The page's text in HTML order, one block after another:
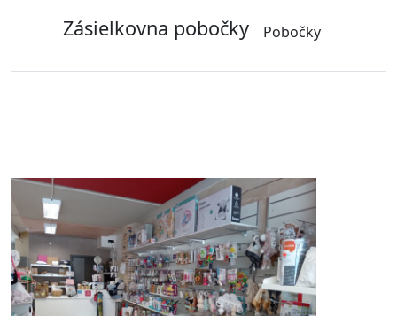
Zásielkovna pobočky Pobočky